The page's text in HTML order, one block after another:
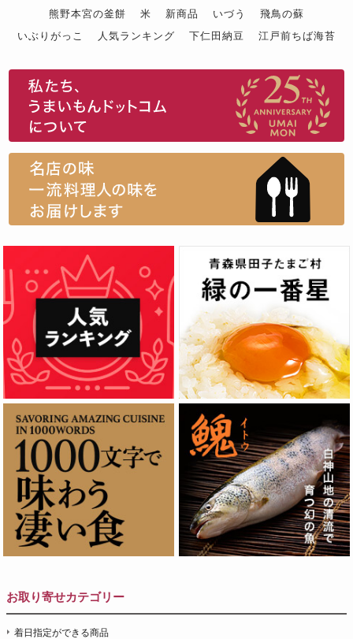
熊野本宮の釜餅 米 新商品 いづう
飛鳥の蘇
いぶりがっこ
人気ランキング 下仁田納豆
江戸前ちば海苔
お取り寄せカテゴリー
着日指定ができる商品